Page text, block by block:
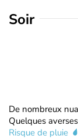
Soir
De nombreux
Quelques
Risque de pluie